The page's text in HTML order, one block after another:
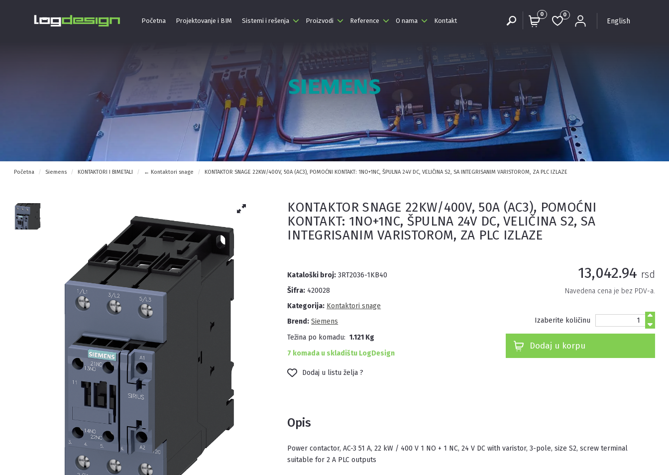
Početna Projektovanje i BIM Sistemi i rešenja Proizvodi Reference O nama Kontakt
0 0
English
Početna Siemens KONTAKTORI I BIMETALI ← Kontaktori snage KONTAKTOR SNAGE 22KW/400V, 50A (AC3), POMOĆNI KONTAKT: 1NO+1NC, ŠPULNA 24V DC, VELIČINA S2, SA INTEGRISANIM VARISTOROM, ZA PLC IZLAZE
KONTAKTOR SNAGE 22KW/400V, 50A (AC3), POMOĆNI
KONTAKT: 1NO+1NC, ŠPULNA 24V DC, VELIČINA S2, SA
INTEGRISANIM VARISTOROM, ZA PLC IZLAZE
Kataloški broj: 3RT2036-1KB40
Šifra: 420028
Kategorija: Kontaktori snage
Brend: Siemens
Težina po komadu: 1.121 Kg
7 komada u skladištu LogDesign
Dodaj u listu želja ?
13,042.94 rsd
Navedena cena je bez PDV-a.
Izaberite količinu
Dodaj u korpu
Opis
power contactor, AC-3 51 A, 22 kW / 400 V 1 NO + 1 NC, 24 V DC with varistor, 3-pole, size S2, screw terminal
suitable for 2 A PLC outputs